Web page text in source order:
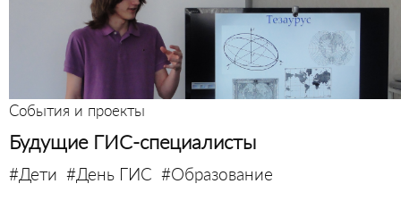
События и проекты
Будущие ГИС-специалисты
#Дети #День ГИС #Образование